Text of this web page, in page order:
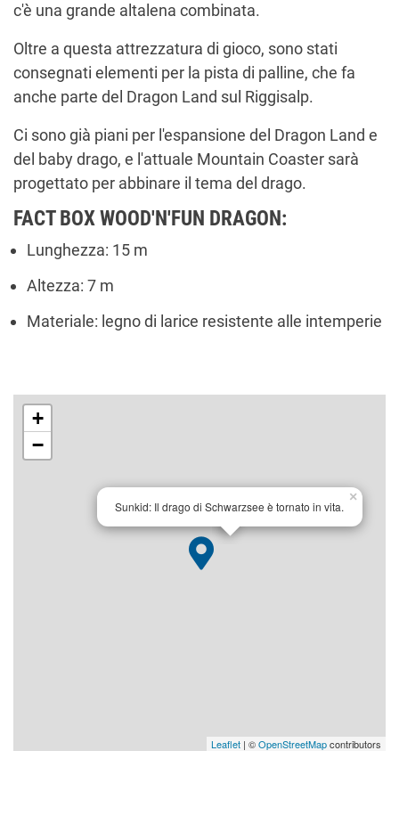
c'è una grande altalena combinata.
Oltre a questa attrezzatura di gioco, sono stati
consegnati elementi per la pista di palline, che fa
anche parte del Dragon Land sul Riggisalp.
Ci sono già piani per l'espansione del Dragon Land e
del baby drago, e l'attuale Mountain Coaster sarà
progettato per abbinare il tema del drago.
FACT BOX WOOD'N'FUN DRAGON:
Lunghezza: 15 m
Altezza: 7 m
Materiale: legno di larice resistente alle intemperie
Sunkid: Il drago di Schwarzsee è tornato in vita.
×
+
−
Leaflet | ©OpenStreetMapcontributors